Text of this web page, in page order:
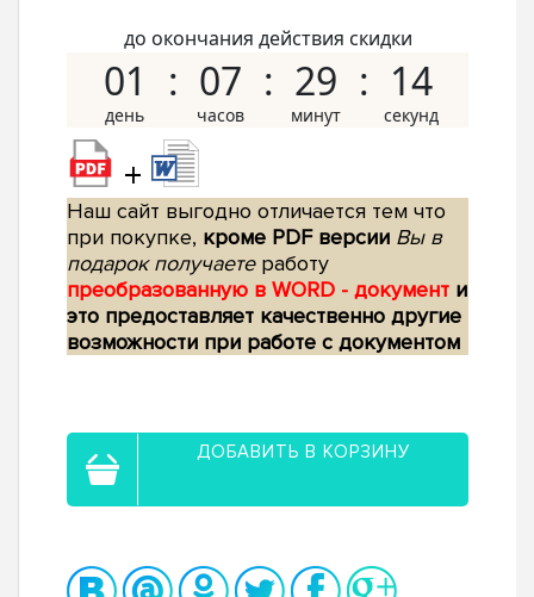
до окончания действия скидки
01 07 29 13
+
Наш сайт выгодно отличается тем что
при покупке, кроме PDF версии Вы в
подарок получаетеработу
преобразованную в WORD - документ и
это предоставляет качественно другие
возможности при работе с документом
ДОБАВИТЬ В КОРЗИНУ